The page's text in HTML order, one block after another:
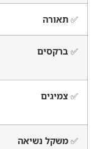
✅ תאורה
✅ ברקסים
✅ צמיגים
✅ משקל נשיאה